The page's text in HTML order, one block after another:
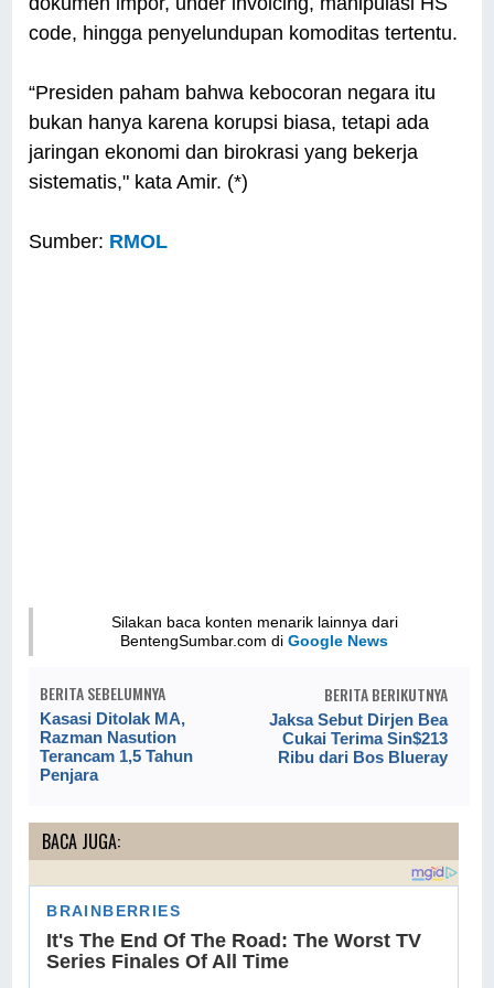
code, hingga penyelundupan komoditas tertentu.
“Presiden paham bahwa kebocoran negara itu
bukan hanya karena korupsi biasa, tetapi ada
jaringan ekonomi dan birokrasi yang bekerja
sistematis," kata Amir. (*)
Sumber: RMOL
Silakan baca konten menarik lainnya dari
BentengSumbar.com diGoogle News
BERITA SEBELUMNYA
Kasasi Ditolak MA,
Razman Nasution
Terancam 1,5 Tahun
Penjara
BERITA BERIKUTNYA
Jaksa Sebut Dirjen Bea
Cukai Terima Sin$213
Ribu dari Bos Blueray
BACA JUGA: